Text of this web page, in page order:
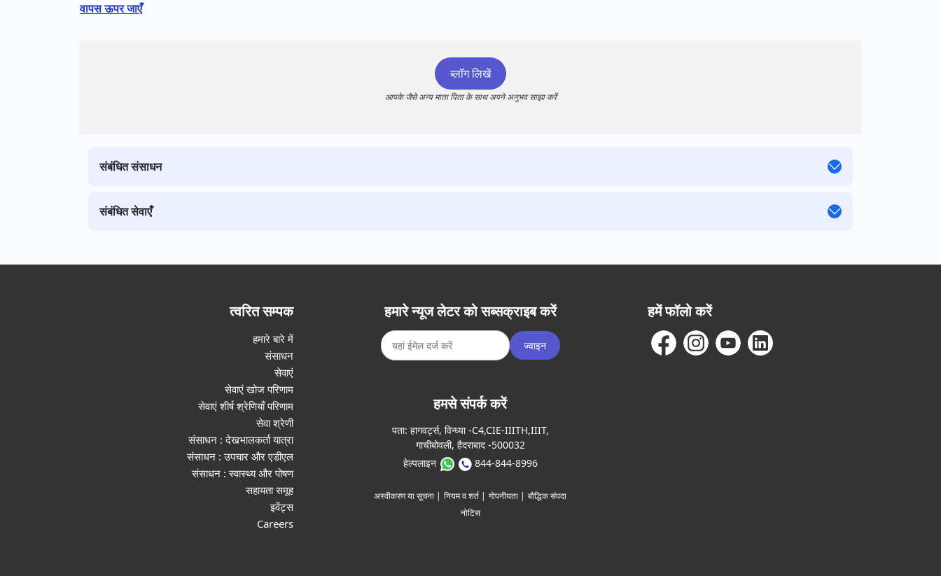
वापस ऊपर जाएँ
ब्लॉग लिखें
आपके जैसे अन्य माता पिता के साथ अपने अनुभव साझा करें
संबंधित संसाधन
संबंधित सेवाएँ
त्वरित सम्पक
हमारे बारे में
संसाधन
सेवाएं
सेवाएं खोज परिणाम
सेवाएं शीर्ष श्रेणियाँ परिणाम
सेवा श्रेणी
संसाधन : देखभालकर्ता यात्रा
संसाधन : उपचार और एडीएल
संसाधन : स्वास्थ्य और पोषण
सहायता समूह
इवेंट्स
Careers
हमारे न्यूज लेटर को सब्सक्राइब करें
ज्वाइन
हमसे संपर्क करें
पता: हागवर्ट्स, विन्ध्या -C4,CIE-IIITH,IIIT,
गाचीबोवली, हैदराबाद -500032
हेल्पलाइन
844-844-8996
अस्वीकरण या सूचना | नियम व शर्त | गोपनीयता | बौद्धिक संपदा
नोटिस
हमें फॉलो करें